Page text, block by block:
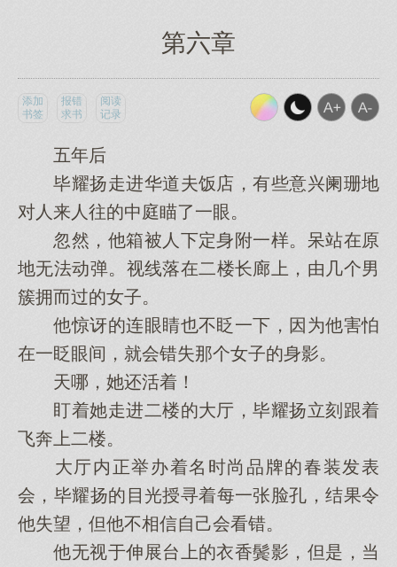
第六章
添加
书签
报错
求书
阅读
记录
五年后
毕耀扬走进华道夫饭店，有些意兴阑珊地
对人来人往的中庭瞄了一眼。
忽然，他箱被人下定身附一样。呆站在原
地无法动弹。视线落在二楼长廊上，由几个男
簇拥而过的女子。
他惊讶的连眼睛也不眨一下，因为他害怕
在一眨眼间，就会错失那个女子的身影。
天哪，她还活着！
盯着她走进二楼的大厅，毕耀扬立刻跟着
飞奔上二楼。
大厅内正举办着名时尚品牌的春装发表
会，毕耀扬的目光授寻着每一张脸孔，结果令
他失望，但他不相信自己会看错。
他无视于伸展台上的衣香鬓影，但是，当